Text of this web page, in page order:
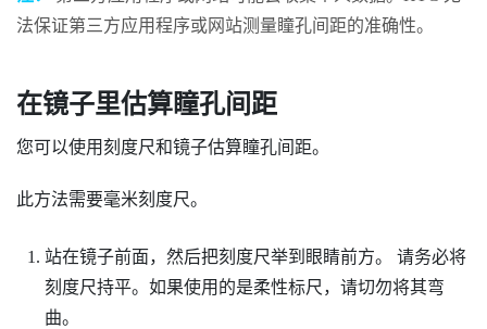
法保证第三方应用程序或网站测量瞳孔间距的准确性。
在镜子里估算瞳孔间距
您可以使用刻度尺和镜子估算瞳孔间距。
此方法需要毫米刻度尺。
站在镜子前面，然后把刻度尺举到眼睛前方。 请务必将
刻度尺持平。如果使用的是柔性标尺，请切勿将其弯
曲。